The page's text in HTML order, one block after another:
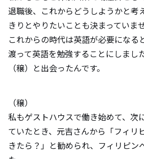
退職後、これからどうしようかと考
きりとやりたいことも決まっていま
これからの時代は英語が必要になる
渡って英語を勉強することにしまし
（穣）と出会ったんです。
（穣）
私もゲストハウスで働き始めて、次
ていたとき、元吉さんから「フィリ
きたら？」と勧められ、フィリピン